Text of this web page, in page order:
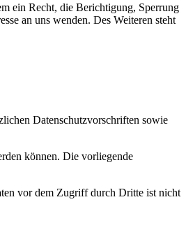
ein Recht, die Berichtigung, Sperrung
an uns wenden. Des Weiteren steht
Datenschutzvorschriften sowie
können. Die vorliegende
vor dem Zugriff durch Dritte ist nicht